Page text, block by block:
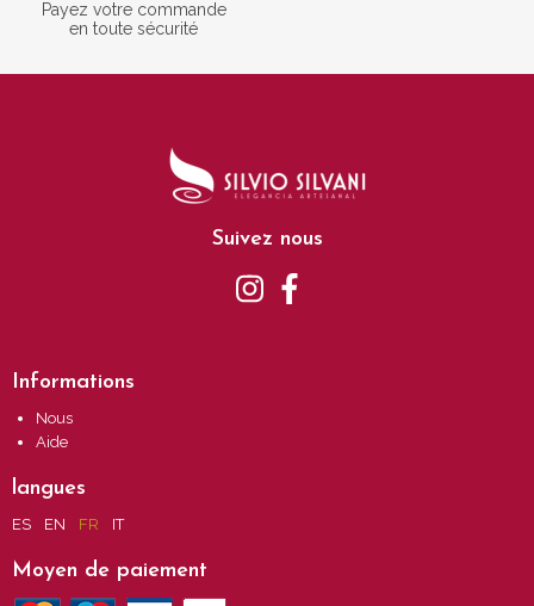
Payez votre commande
en toute sécurité
Suivez nous
Informations
Nous
Aide
langues
ES EN FR IT
Moyen de paiement